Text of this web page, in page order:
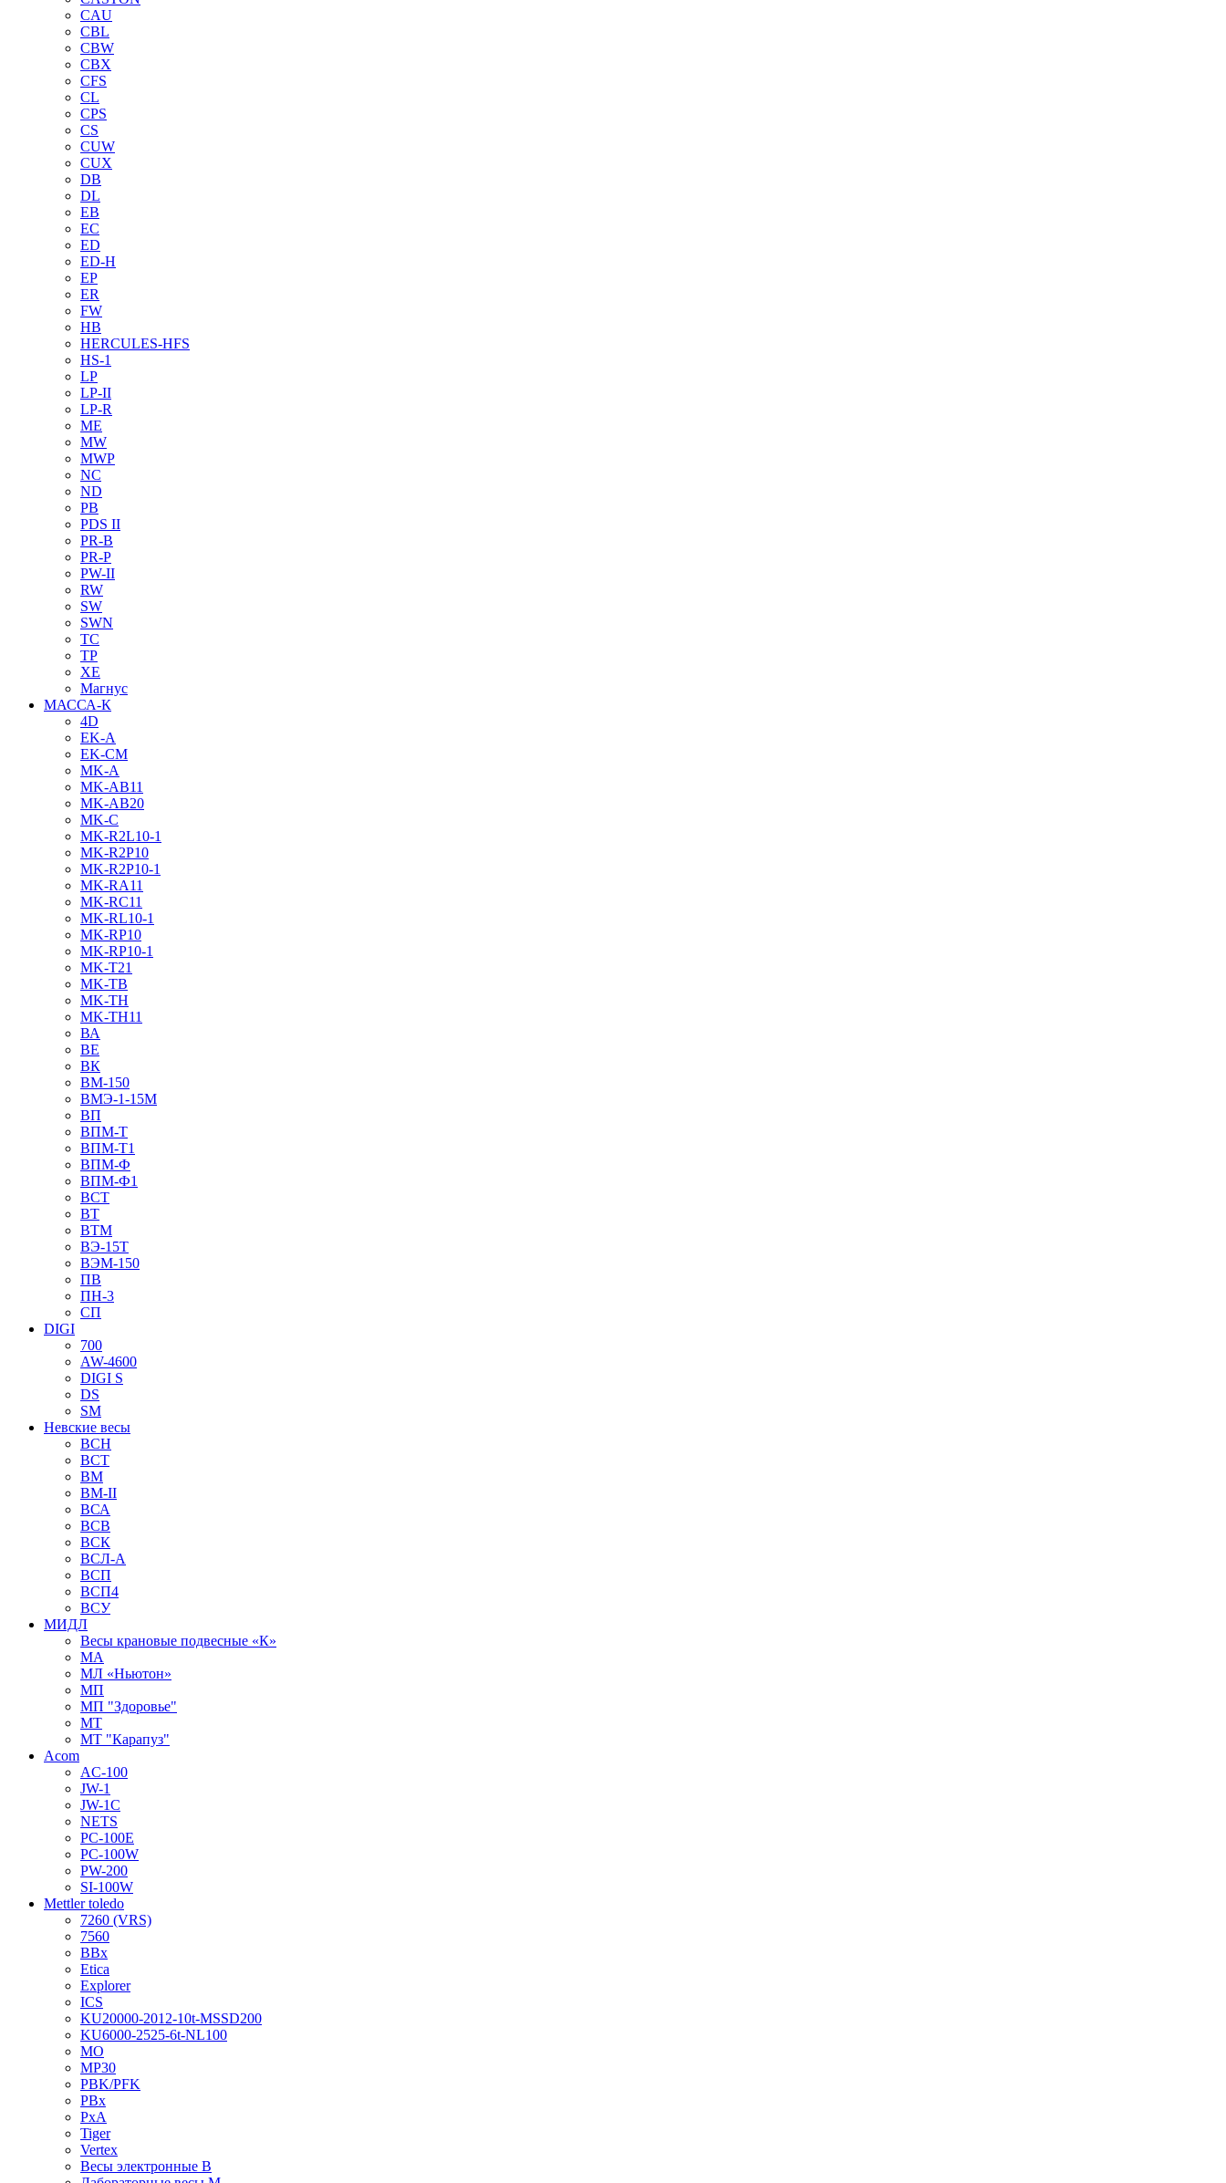
CAU
CBL
CBW
CBX
CFS
CL
CPS
CS
CUW
CUX
DB
DL
EB
EC
ED
ED-H
EP
ER
FW
HB
HERCULES-HFS
HS-1
LP
LP-II
LP-R
ME
MW
MWP
NC
ND
PB
PDS II
PR-B
PR-P
PW-II
RW
SW
SWN
TC
TP
XE
Магнус
МАССА-К
4D
EK-A
EK-CM
MK-A
MK-AB11
MK-AB20
MK-C
MK-R2L10-1
MK-R2P10
MK-R2P10-1
MK-RA11
MK-RC11
MK-RL10-1
MK-RP10
MK-RP10-1
MK-T21
MK-TB
MK-TH
MK-TH11
ВА
ВЕ
ВК
ВМ-150
ВМЭ-1-15М
ВП
ВПМ-Т
ВПМ-Т1
ВПМ-Ф
ВПМ-Ф1
ВСТ
ВТ
ВТМ
ВЭ-15Т
ВЭМ-150
ПВ
ПН-3
СП
DIGI
700
AW-4600
DIGI S
DS
SM
Невские весы
BCH
BCT
BM
BM-II
ВСА
ВСВ
ВСК
ВСЛ-А
ВСП
ВСП4
ВСУ
МИДЛ
Весы крановые подвесные «К»
МА
МЛ «Ньютон»
МП
МП "Здоровье"
МТ
МТ "Карапуз"
Acom
AC-100
JW-1
JW-1C
NETS
PC-100E
PC-100W
PW-200
SI-100W
Mettler toledo
7260 (VRS)
7560
BBx
Etica
Explorer
ICS
KU20000-2012-10t-MSSD200
KU6000-2525-6t-NL100
MO
MP30
PBK/PFK
PBx
PxA
Tiger
Vertex
Весы электронные B